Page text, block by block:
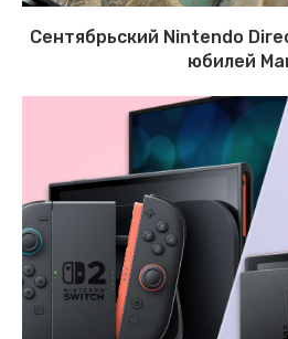
Сентябрьский Nintendo
юбилей